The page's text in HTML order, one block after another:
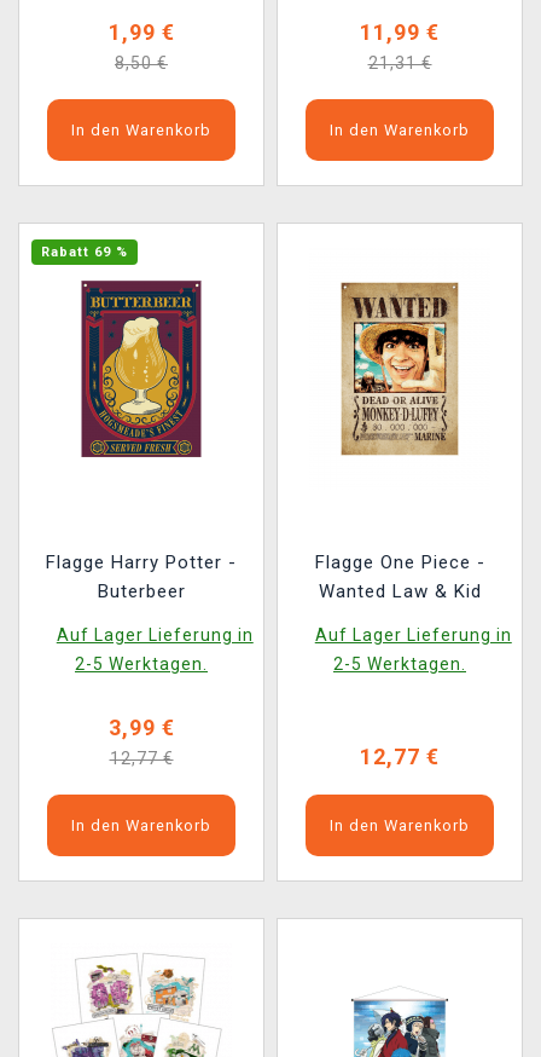
1,99 €
8,50 €
In den Warenkorb
11,99 €
21,31 €
In den Warenkorb
Rabatt 69 %
Flagge Harry Potter -
Buterbeer
Auf Lager Lieferung in
2-5 Werktagen.
3,99 €
12,77 €
In den Warenkorb
Flagge One Piece -
Wanted Law & Kid
Auf Lager Lieferung in
2-5 Werktagen.
12,77 €
In den Warenkorb